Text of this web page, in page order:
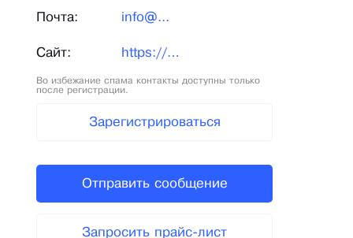
Почта: info@...
Сайт: https://imunofan.ru/
Во избежание спама контакты доступны только
после регистрации.
Зарегистрироваться
Отправить сообщение
Запросить прайс-лист